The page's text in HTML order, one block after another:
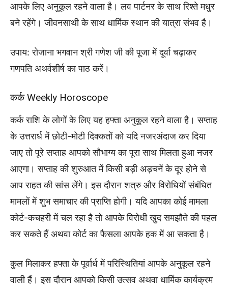
आपके लिए अनुकूल रहने वाला है। लव पार्टनर के साथ रिश्ते मधुर
बने रहेंगे। जीवनसाथी के साथ धार्मिक स्थान की यात्रा संभव है।
उपाय: रोजाना भगवान श्री गणेश जी की पूजा में दूर्वा चढ़ाकर
गणपति अथर्वशीर्ष का पाठ करें।
कर्क Weekly Horoscope
कर्क राशि के लोगों के लिए यह हफ्ता अनुकूल रहने वाला है। सप्ताह
के उत्तरार्ध में छोटी-मोटी दिक्कतों को यदि नजरअंदाज कर दिया
जाए तो पूरे सप्ताह आपको सौभाग्य का पूरा साथ मिलता हुआ नजर
आएगा। सप्ताह की शुरुआत में किसी बड़ी अड़चनें के दूर होने से
आप राहत की सांस लेंगे। इस दौरान शत्रु और विरोधियों संबंधित
मामलों में शुभ समाचार की प्राप्ति होगी। यदि आपका कोई मामला
कोर्ट-कचहरी में चल रहा है तो आपके विरोधी खुद समझौते की पहल
कर सकते हैं अथवा कोर्ट का फैसला आपके हक में आ सकता है।
कुल मिलाकर हफ्ता के पूर्वार्ध में परिस्थितियां आपके अनुकूल रहने
वाली हैं। इस दौरान आपको किसी उत्सव अथवा धार्मिक कार्यक्रम